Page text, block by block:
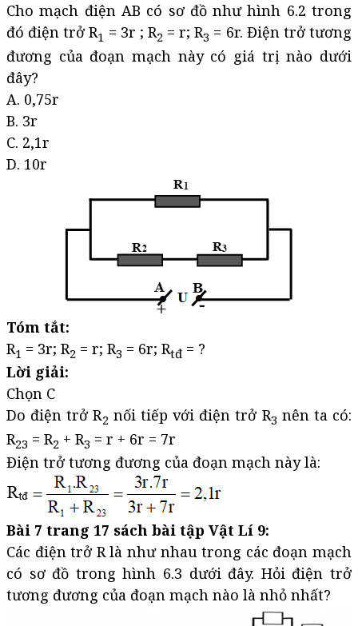
Cho mạch điện AB có sơ đồ như hình 6.2 trong
đó điện trở R1 = 3r ; R2 = r; R3 = 6r. Điện trở tương
đương của đoạn mạch này có giá trị nào dưới
đây?
A. 0,75r
B. 3r
C. 2,1r
D. 10r
Tóm tắt:
R1 = 3r; R2 = r; R3 = 6r; Rtđ = ?
Lời giải:
Chọn C
Do điện trở R2 nối tiếp với điện trở R3 nên ta có:
R23 = R2 + R3 = r + 6r = 7r
Điện trở tương đương của đoạn mạch này là:
Bài 7 trang 17 sách bài tập Vật Lí 9:
Các điện trở R là như nhau trong các đoạn mạch
có sơ đồ trong hình 6.3 dưới đây. Hỏi điện trở
tương đương của đoạn mạch nào là nhỏ nhất?